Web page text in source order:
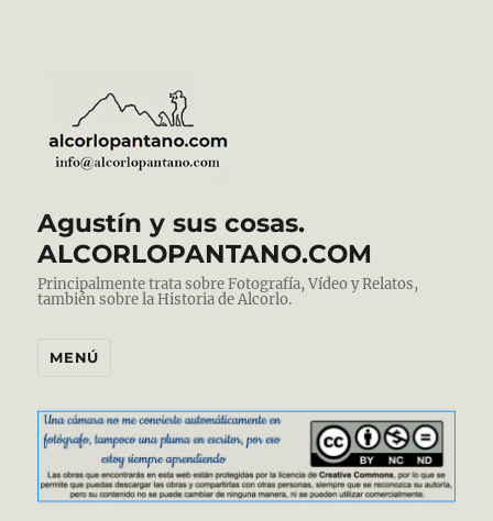
Agustín y sus cosas.
ALCORLOPANTANO.COM
Principalmente trata sobre Fotografía, Vídeo y Relatos,
también sobre la Historia de Alcorlo.
MENÚ